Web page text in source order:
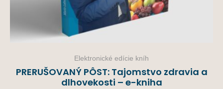
Elektronické edície kníh
PRERUŠOVANÝ PÔST: Tajomstvo zdravia a
dlhovekosti – e-kniha